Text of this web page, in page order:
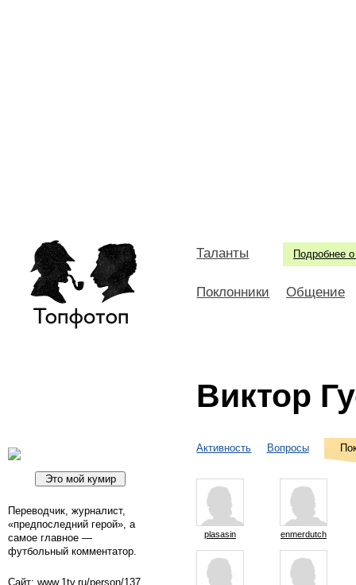
Подробнее о
Таланты
Поклонники Общение
Виктор
Переводчик, журналист,
«предпоследний герой», а
самое главное —
футбольный комментатор.
Сайт: www.1tv.ru/person/137
Активность Вопросы
plasasin enmerdutch